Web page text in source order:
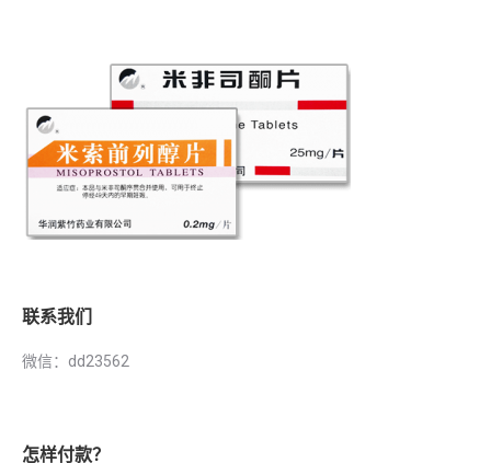
联系我们
微信：dd23562
怎样付款？